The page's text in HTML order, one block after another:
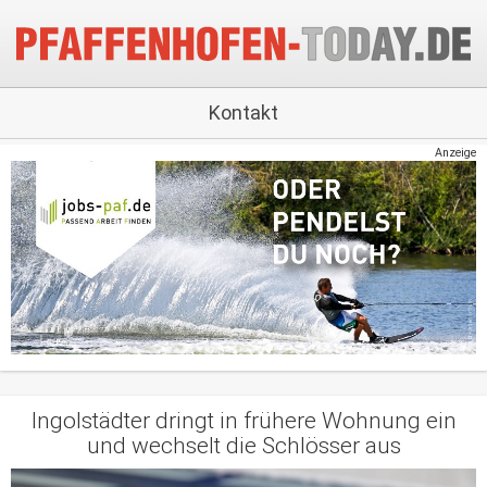
Kontakt
Anzeige
Ingolstädter dringt in frühere Wohnung ein
und wechselt die Schlösser aus